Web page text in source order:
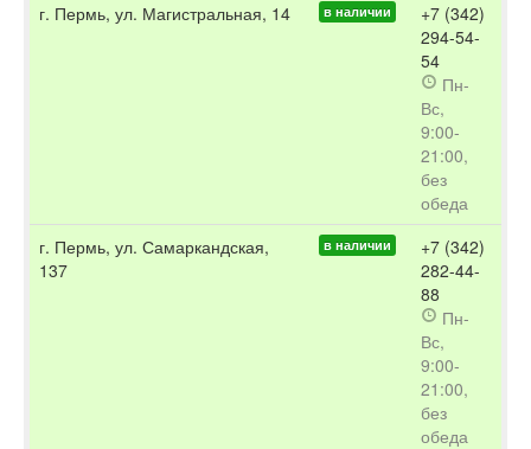
г. Пермь, ул. Магистральная, 14
в наличии
+7 (342)
294-54-
54
Пн-
Вс,
9:00-
21:00,
без
обеда
г. Пермь, ул. Самаркандская,
137
в наличии
+7 (342)
282-44-
88
Пн-
Вс,
9:00-
21:00,
без
обеда